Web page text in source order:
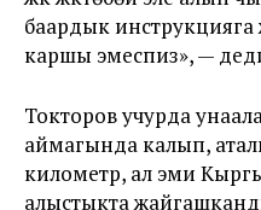
баардык
каршы эмеспиз», —
Токторов учурда
аймагында калып,
километр, ал эми
алыстыкта